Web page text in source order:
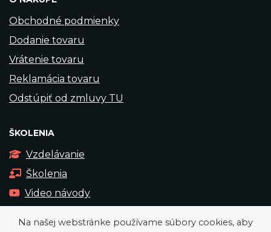
Obchodné podmienky
Dodanie tovaru
Vrátenie tovaru
Reklamácia tovaru
Odstúpiť od zmluvy TU
ŠKOLENIA
Vzdelávanie
Školenia
Video návody
Na našej webstránke používame súbory cookies, aby